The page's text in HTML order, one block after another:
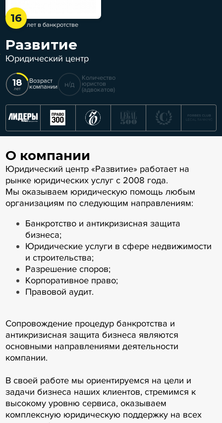
16
лет в банкротстве
Развитие
Юридический центр
18
лет
Возраст
компании н/д
Количество
юристов
(адвокатов)
О компании
Юридический центр «Развитие» работает на
рынке юридических услуг с 2008 года.
Мы оказываем юридическую помощь любым
организациям по следующим направлениям:
Банкротство и антикризисная защита
бизнеса;
Юридические услуги в сфере недвижимости
и строительства;
Разрешение споров;
Корпоративное право;
Правовой аудит.
Сопровождение процедур банкротства и
антикризисная защита бизнеса являются
основными направлениями деятельности
компании.
В своей работе мы ориентируемся на цели и
задачи бизнеса наших клиентов, стремимся к
высокому уровню сервиса, оказываем
комплексную юридическую поддержку на всех